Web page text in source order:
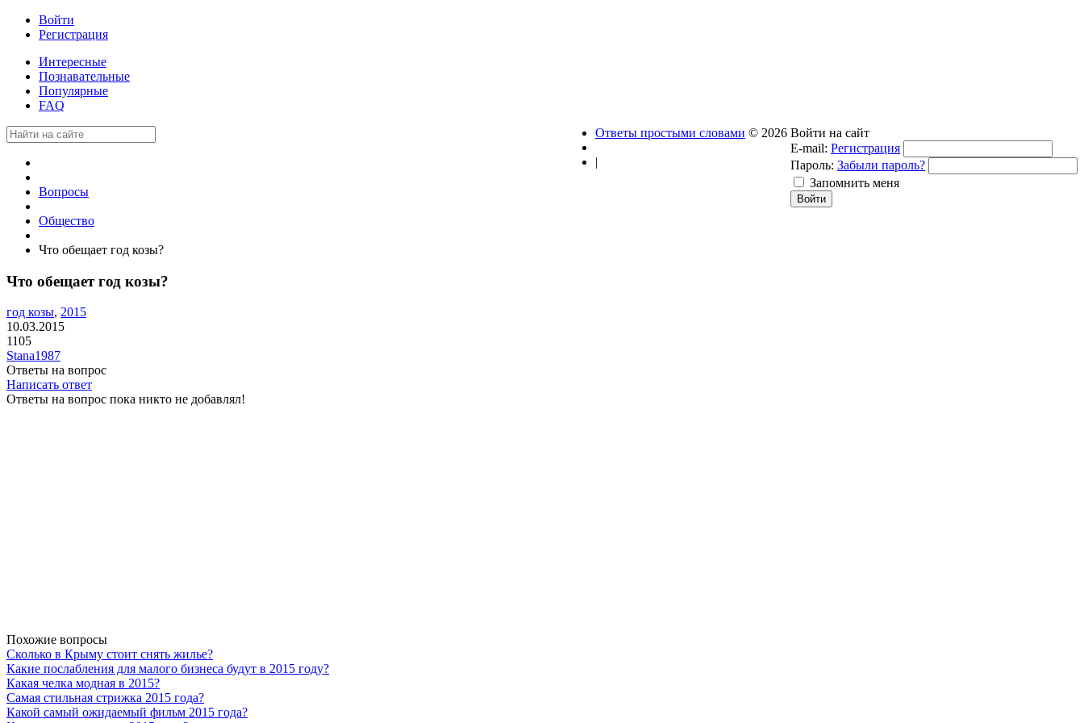
Войти
Регистрация
Интересные
Познавательные
Популярные
FAQ
Вопросы
Общество
Что обещает год козы?
Что обещает год козы?
год козы, 2015
10.03.2015
1105
Stana1987
Ответы на вопрос
Написать ответ
Ответы на вопрос пока никто не добавлял!
Похожие вопросы
Сколько в Крыму стоит снять жилье?
Какие послабления для малого бизнеса будут в 2015 году?
Какая челка модная в 2015?
Самая стильная стрижка 2015 года?
Какой самый ожидаемый фильм 2015 года?
Войти на сайт
E-mail: Регистрация
Пароль: Забыли пароль?
Запомнить меня
Ответы простыми словами © 2026
|